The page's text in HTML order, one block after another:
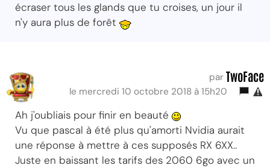
écraser tous les glands que tu croises, un jour il
n'y aura plus de forêt
par TwoFace
le mercredi 10 octobre 2018 à 15h20
Ah j'oubliais pour finir en beauté
Vu que pascal à été plus qu'amorti Nvidia aurait
une réponse à mettre à ces supposés RX 6XX..
Juste en baissant les tarifs des 2060 6go avec un